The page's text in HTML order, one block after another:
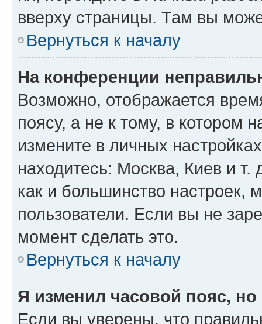
вверху страницы. Там вы
Вернуться к началу
На конференции
Возможно, отображается
поясу, а не к тому, в котором
измените в личных
находитесь: Москва, Киев и т.
как и большинство настроек,
пользователи. Если вы не
момент сделать это.
Вернуться к началу
Я изменил часовой пояс,
Если вы уверены, что